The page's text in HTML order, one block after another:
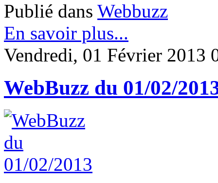
Publié dans Webbuzz
En savoir plus...
Vendredi, 01 Février 2013
WebBuzz du 01/02/